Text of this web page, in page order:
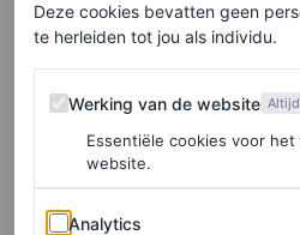
Deze cookies bevatten geen
te herleiden tot jou als individu.
Werking van de website
Werking van de website
Essentiële cookies voor
website.
Analytics
Analytics